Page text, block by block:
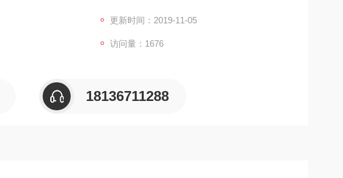
更新时间：2019-11-05
访问量：1676
18136711288